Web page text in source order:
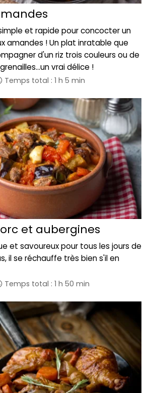
et rapide pour concocter un
amandes ! Un plat inratable que
d'un riz trois couleurs ou de
vrai délice !
Temps total : 1 h 5 min
et aubergines
et savoureux pour tous les jours de
il se réchauffe très bien s'il en
Temps total : 1 h 50 min